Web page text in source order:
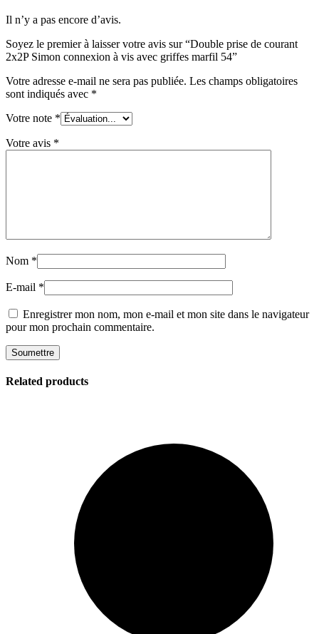
Il n’y a pas encore d’avis.
Soyez le premier à laisser votre avis sur “Double prise de courant
2x2P Simon connexion à vis avec griffes marfil 54”
Votre adresse e-mail ne sera pas publiée. Les champs obligatoires
sont indiqués avec *
Votre note *
Votre avis *
Nom *
E-mail *
Enregistrer mon nom, mon e-mail et mon site dans le navigateur
pour mon prochain commentaire.
Related products